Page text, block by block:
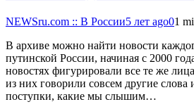
NEWSru.com :: В России5 лет ago01
В архиве можно найти новости
путинской России, начиная с 2000
новостях фигурировали все те же
из них говорили совсем другие слова
поступки, какие мы слышим…